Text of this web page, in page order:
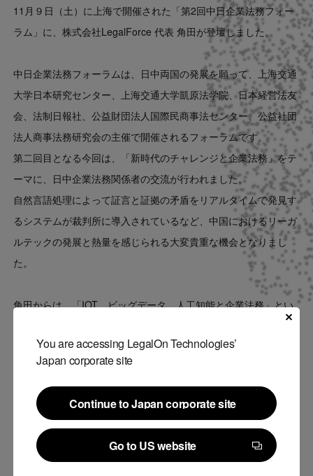
You are accessing LegalOn Technologies’
Japan corporate site
Continue to Japan corporate site
Continue to Japan corporate site
Go to US website
Go to US website
11月９日（土）に上海で開催された「第2回中日企業法務フォー
ラム」に、株式会社LegalForce 代表 角田が登壇しました。
中日企業法務フォーラムは、日中両国の発展を願って、
上海交通
大学日本研究センター、上海交通大学凱原法学院、日本経営法友
会、法制日報社、公益財団法人国際民商事法センター、公益社団
法人商事法務研究会の主催で開催されるフォーラムです。
第二回目となる今回は、「新時代のチャレンジと企業法務」をテ
ーマに、日中企業法務関係者の交流が行われました。
自然言語処理によって証言と証拠の矛盾をリアルタイムで発見す
るシステムが裁判所に導入されているなど、中国におけるリーガ
ルテックの発展と熱量を感じられる大変貴重な機会となりまし
た。
角田からは、「IOT、ビッグデータ、人工知能と企業法務」とい
う議題の中で、LegalForceにおける取り組みをお話させていただ
きました。